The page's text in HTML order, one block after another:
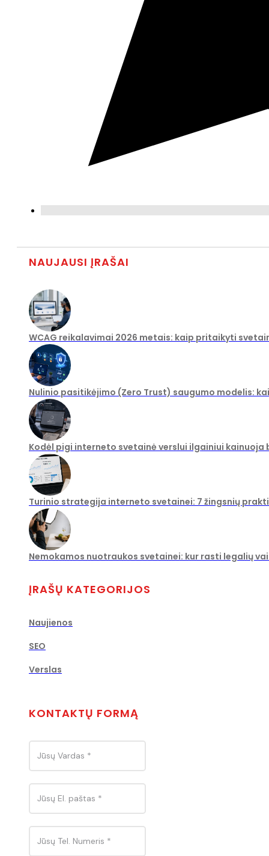
NAUJAUSI ĮRAŠAI
WCAG reikalavimai 2026 metais: kaip pritaikyti
Nulinio pasitikėjimo (Zero Trust) saugumo modelis:
Kodėl pigi interneto svetainė verslui ilgainiui kainuoja
Turinio strategija interneto svetainei: 7 žingsnių
Nemokamos nuotraukos svetainei: kur rasti legalių
ĮRAŠŲ KATEGORIJOS
Naujienos
SEO
Verslas
KONTAKTŲ FORMĄ